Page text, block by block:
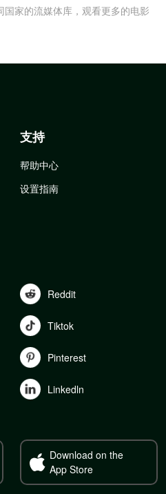
国家的流媒体库，观看更多的电影
支持
帮助中心
设置指南
Reddit
Tiktok
Pinterest
Linkedln
Download on the
App Store